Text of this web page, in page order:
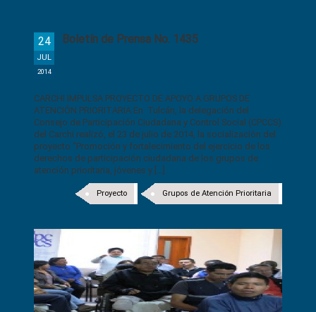
Boletín de Prensa No. 1435
24
JUL
2014
CARCHI IMPULSA PROYECTO DE APOYO A GRUPOS DE
ATENCIÓN PRIORITARIA En Tulcán, la delegación del
Consejo de Participación Ciudadana y Control Social (CPCCS)
del Carchi realizó, el 23 de julio de 2014, la socialización del
proyecto “Promoción y fortalecimiento del ejercicio de los
derechos de participación ciudadana de los grupos de
atención prioritaria, jóvenes y [...]
Grupos de Atención Prioritaria
Proyecto